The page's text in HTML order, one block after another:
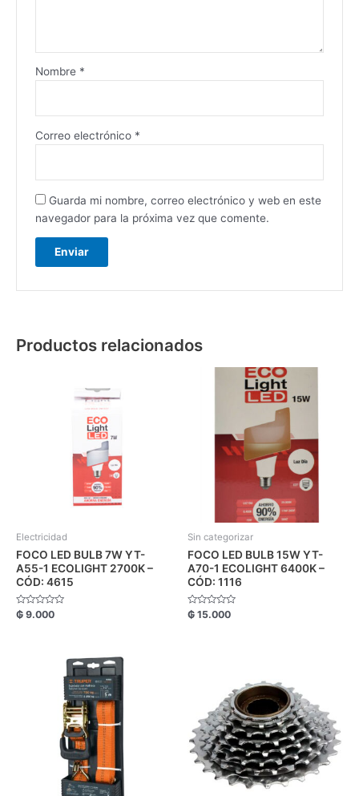
Nombre *
Correo electrónico *
Guarda mi nombre, correo electrónico y web en este
navegador para la próxima vez que comente.
Productos relacionados
Electricidad
FOCO LED BULB 7W YT-
A55-1 ECOLIGHT 2700K –
CÓD: 4615
Valorado
con
₲ 9.000
Sin categorizar
FOCO LED BULB 15W YT-
A70-1 ECOLIGHT 6400K –
CÓD: 1116
Valorado
con
₲ 15.000